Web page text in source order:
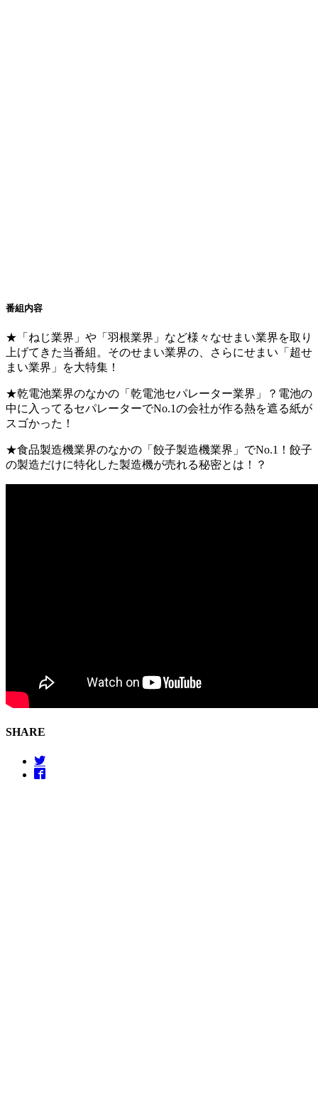
番組内容
★「ねじ業界」や「羽根業界」など様々なせまい業界を取り
上げてきた当番組。そのせまい業界の、さらにせまい「超せ
まい業界」を大特集！
★乾電池業界のなかの「乾電池セパレーター業界」？電池の
中に入ってるセパレーターでNo.1の会社が作る熱を遮る紙が
スゴかった！
★食品製造機業界のなかの「餃子製造機業界」でNo.1！餃子
の製造だけに特化した製造機が売れる秘密とは！？
SHARE